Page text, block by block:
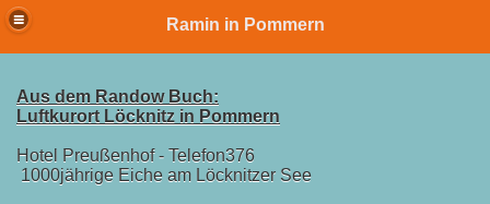
Ramin in Pommern
Aus dem Randow Buch:
Luftkurort Löcknitz in Pommern
Hotel Preußenhof - Telefon376
1000jährige Eiche am Löcknitzer See